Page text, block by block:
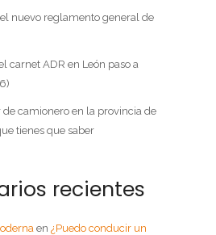
nuevo reglamento general de
carnet ADR en León paso a
de camionero en la provincia de
tienes que saber
recientes
en ¿Puedo conducir un